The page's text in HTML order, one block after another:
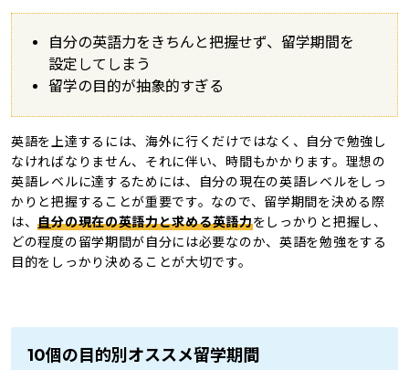
自分の英語力をきちんと把握せず、留学期間を
設定してしまう
留学の目的が抽象的すぎる
英語を上達するには、海外に行くだけではなく、自分で勉強し
なければなりません、それに伴い、時間もかかります。理想の
英語レベルに達するためには、自分の現在の英語レベルをしっ
かりと把握することが重要です。なので、留学期間を決める際
は、自分の現在の英語力と求める英語力をしっかりと把握し、
どの程度の留学期間が自分には必要なのか、英語を勉強をする
目的をしっかり決めることが大切です。
10個の目的別オススメ留学期間